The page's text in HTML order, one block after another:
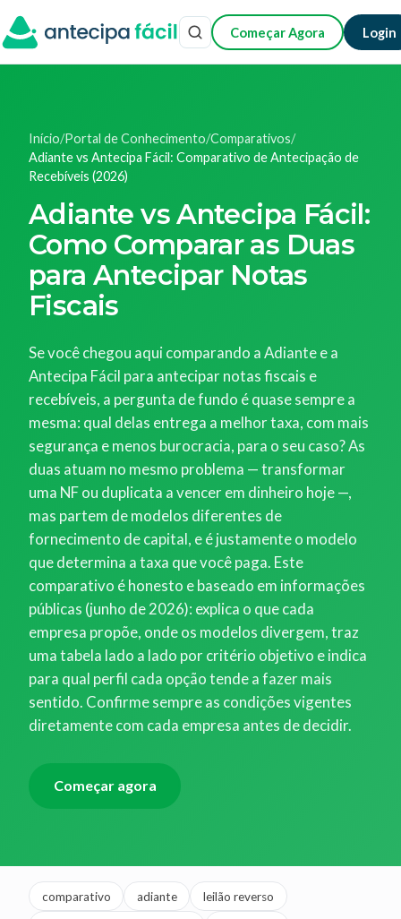
Começar Agora Login
Início/Portal de Conhecimento/Comparativos/
Adiante vs Antecipa Fácil: Comparativo de Antecipação de
Recebíveis (2026)
Adiante vs Antecipa Fácil:
Como Comparar as Duas
para Antecipar Notas
Fiscais
Se você chegou aqui comparando a Adiante e a
Antecipa Fácil para antecipar notas fiscais e
recebíveis, a pergunta de fundo é quase sempre a
mesma: qual delas entrega a melhor taxa, com mais
segurança e menos burocracia, para o seu caso? As
duas atuam no mesmo problema — transformar
uma NF ou duplicata a vencer em dinheiro hoje —,
mas partem de modelos diferentes de
fornecimento de capital, e é justamente o modelo
que determina a taxa que você paga. Este
comparativo é honesto e baseado em informações
públicas (junho de 2026): explica o que cada
empresa propõe, onde os modelos divergem, traz
uma tabela lado a lado por critério objetivo e indica
para qual perfil cada opção tende a fazer mais
sentido. Confirme sempre as condições vigentes
diretamente com cada empresa antes de decidir.
Começar agora
comparativo adiante leilão reverso